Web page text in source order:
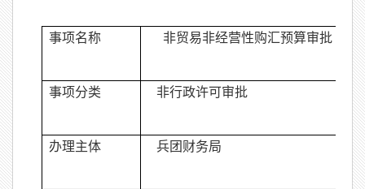
事项名称 非贸易非经营性购汇预算审批
事项分类 非行政许可审批
办理主体 兵团财务局